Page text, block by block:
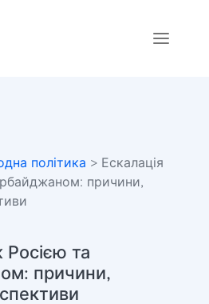
політика > Ескалація
причини,
Росією та
причини,